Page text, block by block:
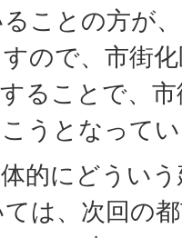
ことの方が
ので、市街
ることで、
うとなって
的にどうい
は、次回の